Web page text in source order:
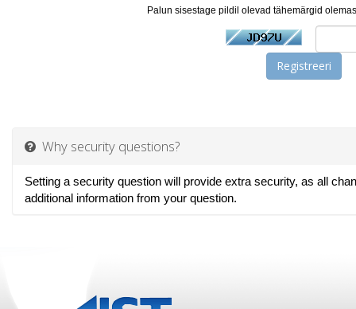
Palun sisestage pildil olevad tähemärgid
Why security questions?
Setting a security question will provide extra security, as all
additional information from your question.